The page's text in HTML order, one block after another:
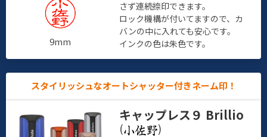
9mm
さず連続捺印できます。
ロック機構が付いてますので、カ
バンの中に入れても安心です。
インクの色は朱色です。
スタイリッシュなオートシャッター付きネーム印！
キャップレス９ Brillio
(
)